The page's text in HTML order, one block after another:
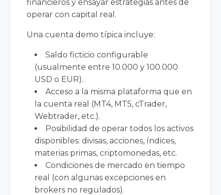
financieros y ensayar estrategias antes de
operar con capital real.
Una cuenta demo típica incluye:
Saldo ficticio configurable
(usualmente entre 10.000 y 100.000
USD o EUR).
Acceso a la misma plataforma que en
la cuenta real (MT4, MT5, cTrader,
Webtrader, etc.).
Posibilidad de operar todos los activos
disponibles: divisas, acciones, índices,
materias primas, criptomonedas, etc.
Condiciones de mercado en tiempo
real (con algunas excepciones en
brokers no regulados).